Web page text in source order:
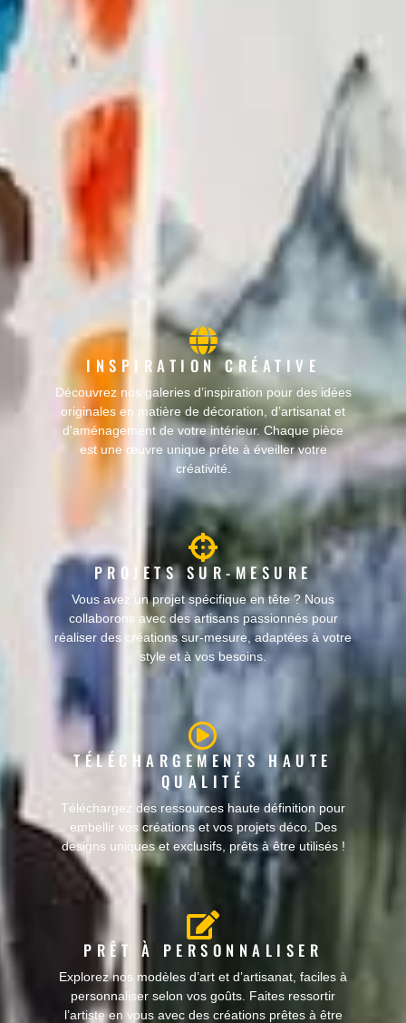
INSPIRATION CRÉATIVE
Découvrez nos galeries d’inspiration pour des idées
originales en matière de décoration, d’artisanat et
d'aménagement de votre intérieur. Chaque pièce
est une œuvre unique prête à éveiller votre
créativité.
PROJETS SUR-MESURE
Vous avez un projet spécifique en tête ? Nous
collaborons avec des artisans passionnés pour
réaliser des créations sur-mesure, adaptées à votre
style et à vos besoins.
TÉLÉCHARGEMENTS HAUTE
QUALITÉ
Téléchargez des ressources haute définition pour
embellir vos créations et vos projets déco. Des
designs uniques et exclusifs, prêts à être utilisés !
PRÊT À PERSONNALISER
Explorez nos modèles d’art et d’artisanat, faciles à
personnaliser selon vos goûts. Faites ressortir
l’artiste en vous avec des créations prêtes à être